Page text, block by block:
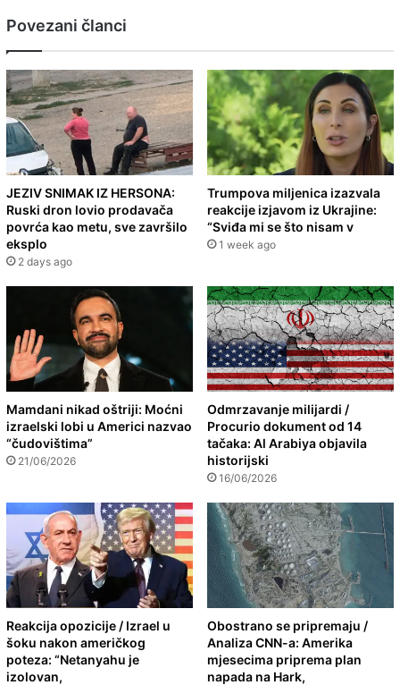
Povezani članci
JEZIV SNIMAK IZ HERSONA:
Ruski dron lovio prodavača
povrća kao metu, sve završilo
eksplo
2 days ago
Trumpova miljenica izazvala
reakcije izjavom iz Ukrajine:
“Sviđa mi se što nisam v
1 week ago
Mamdani nikad oštriji: Moćni
izraelski lobi u Americi nazvao
“čudovištima”
21/06/2026
Odmrzavanje milijardi /
Procurio dokument od 14
tačaka: Al Arabiya objavila
historijski
16/06/2026
Reakcija opozicije / Izrael u
šoku nakon američkog
poteza: “Netanyahu je
izolovan,
Obostrano se pripremaju /
Analiza CNN-a: Amerika
mjesecima priprema plan
napada na Hark,